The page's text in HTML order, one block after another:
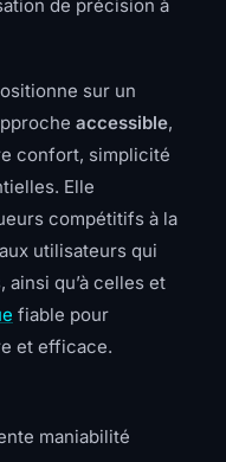
de précision à
sur un
accessible,
confort, simplicité
Elle
compétitifs à la
utilisateurs qui
qu’à celles et
fiable pour
et efficace.
maniabilité